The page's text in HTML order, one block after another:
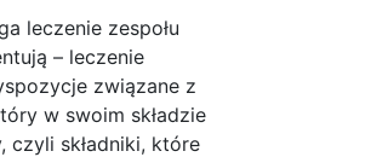
leczenie zespołu
– leczenie
związane z
w swoim składzie
składniki, które